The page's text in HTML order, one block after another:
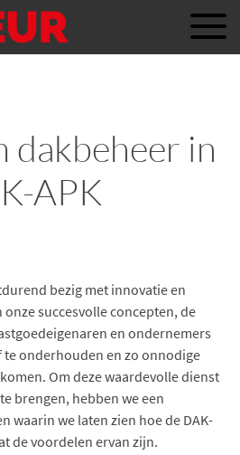
dakbeheer in
APK
bezig met innovatie en
succesvolle concepten, de
en ondernemers
onderhouden en zo onnodige
Om deze waardevolle dienst
brengen, hebben we een
waarin we laten zien hoe de DAK-
de voordelen ervan zijn.